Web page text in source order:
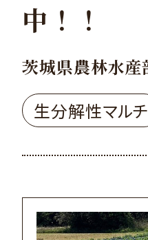
中！！
茨城県農林水産
生分解性マルチ